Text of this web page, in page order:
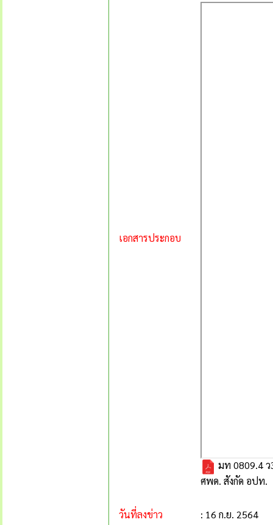
เอกสารประกอบ
มท 0809.4
ศพด. สังกัด อปท.
วันที่ลงข่าว
: 16 ก.ย. 2564